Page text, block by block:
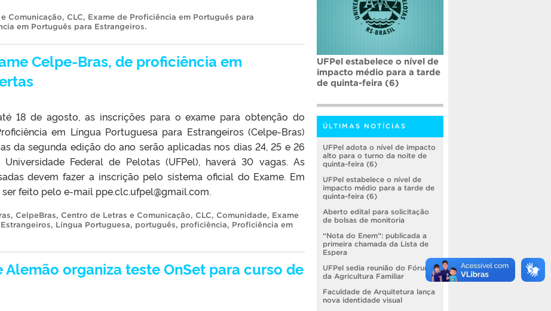
Comunicação, CLC, Exame de Proficiência em Português para
em Português para Estrangeiros.
Celpe-Bras, de proficiência em
18 de agosto, as inscrições para o exame para obtenção do
em Língua Portuguesa para Estrangeiros (Celpe-Bras)
da segunda edição do ano serão aplicadas nos dias 24, 25 e 26
Federal de Pelotas (UFPel), haverá 30 vagas. As
devem fazer a inscrição pelo sistema oficial do Exame. Em
feito pelo e-mail ppe.clc.ufpel@gmail.com.
, CelpeBras, Centro de Letras e Comunicação, CLC, Comunidade, Exame
, Língua Portuguesa, português, proficiência, Proficiência em
Alemão organiza teste OnSet para curso de
UFPel estabelece o nível de
impacto médio para a tarde
de quinta-feira (6)
ÚLTIMAS NOTÍCIAS
UFPel adota o nível de impacto
alto para o turno da noite de
quinta-feira (6)
UFPel estabelece o nível de
impacto médio para a tarde de
quinta-feira (6)
Aberto edital para solicitação
de bolsas de monitoria
“Nota do Enem”: publicada a
primeira chamada da Lista de
Espera
UFPel sedia reunião do Fórum
da Agricultura Familiar
Faculdade de Arquitetura lança
nova identidade visual